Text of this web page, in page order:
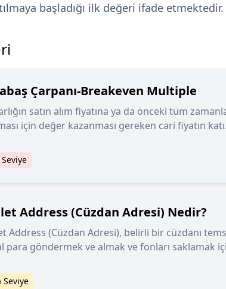
başladığı ilk değeri ifade etmektedir.
Çarpanı-Breakeven Multiple
satın alım fiyatına ya da önceki tüm
için değer kazanması gereken cari fiyatın katı.
Address (Cüzdan Adresi) Nedir?
Address (Cüzdan Adresi), belirli bir cüzdanı
para göndermek ve almak ve fonları saklamak
Seviye